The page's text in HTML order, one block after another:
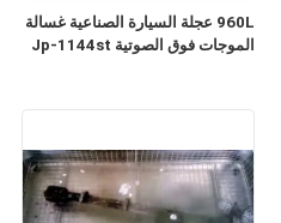
960L عجلة السيارة الصناعية غسالة
الموجات فوق الصوتية Jp-1144st